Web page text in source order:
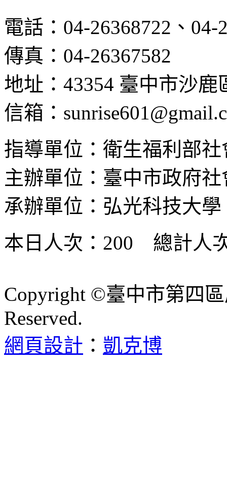
電話：04-26368722、04-
傳真：04-26367582
地址：43354 臺中市沙鹿
信箱：
指導單位：衛生福利部
主辦單位：臺中市政府社
承辦單位：弘光科技大學
本日人次：200 總計人
Copyright ©臺中市第四
Reserved.
網頁設計 ： 凱克博